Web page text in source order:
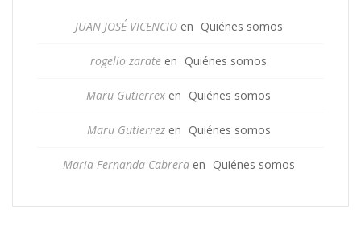
JUAN JOSÉ VICENCIOen Quiénes somos
rogelio zarate en Quiénes somos
Maru Gutierrex en Quiénes somos
Maru Gutierrezen Quiénes somos
Maria Fernanda Cabreraen Quiénes somos